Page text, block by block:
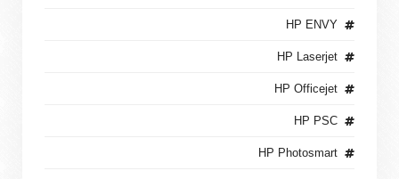
HP ENVY
HP Laserjet
HP Officejet
HP PSC
HP Photosmart